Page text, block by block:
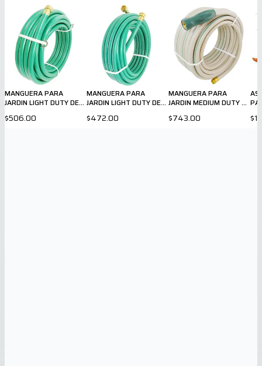
MANGUERA PARA
JARDIN LIGHT DUTY DE
$506.00
MANGUERA PARA
JARDIN LIGHT DUTY DE
$472.00
MANGUERA PARA
JARDIN MEDIUM DUTY DE
$743.00